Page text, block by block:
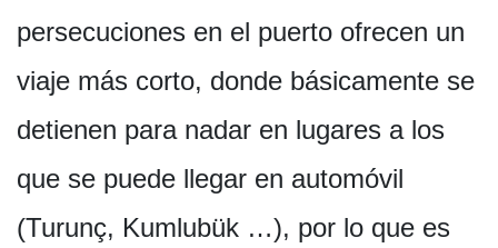
persecuciones en el puerto ofrecen un
viaje más corto, donde básicamente se
detienen para nadar en lugares a los
que se puede llegar en automóvil
(Turunç, Kumlubük …), por lo que es